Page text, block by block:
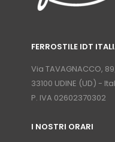
FERROSTILE IDT
Via TAVAGNACCO,
33100 UDINE (UD) -
P. IVA 02602370302
I NOSTRI ORARI